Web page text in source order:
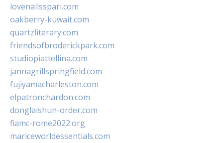
lovenailsspari.com
oakberry-kuwait.com
quartzliterary.com
friendsofbroderickpark.com
studiopiattellina.com
jannagrillspringfield.com
fujiyamacharleston.com
elpatronchardon.com
donglaishun-order.com
fiamc-rome2022.org
mariceworldessentials.com